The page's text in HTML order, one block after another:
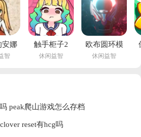
请伙伴们一起分享快乐
安娜
(忧
智
触手柜子2
下载手机版
安卓版
休闲益智
欧布圆环模
拟器最新版
休闲益智
peak爬山游戏怎么存档
reset有hcg吗